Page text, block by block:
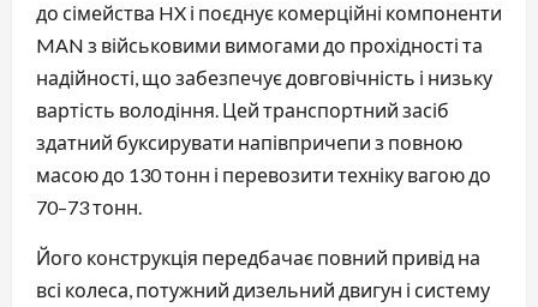
до сімейства HX і поєднує комерційні компоненти
MAN з військовими вимогами до прохідності та
надійності, що забезпечує довговічність і низьку
вартість володіння. Цей транспортний засіб
здатний буксирувати напівпричепи з повною
масою до 130 тонн і перевозити техніку вагою до
70–73 тонн.
Його конструкція передбачає повний привід на
всі колеса, потужний дизельний двигун і систему